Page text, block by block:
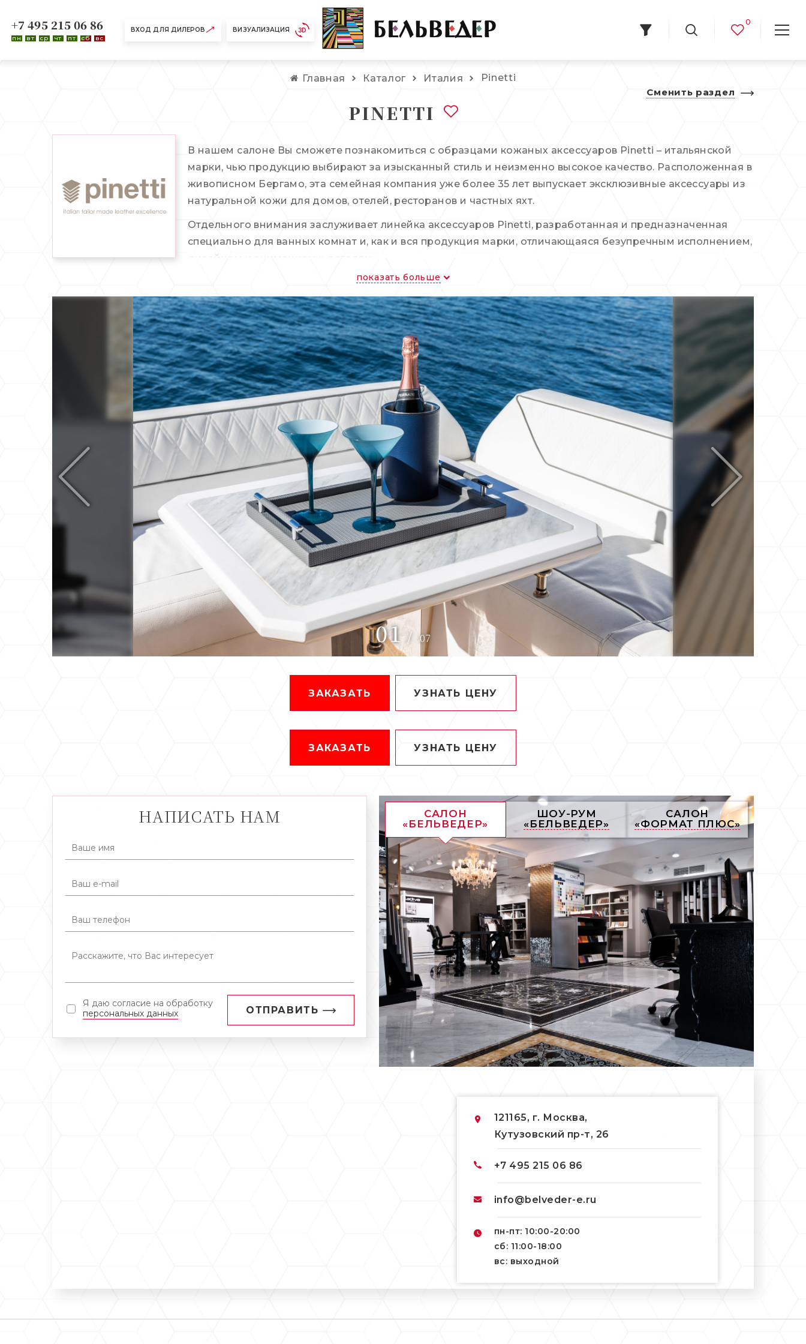
ВХОД ДЛЯ ДИЛЕРОВ ВИЗУАЛИЗАЦИЯ
+7 495 215 06 86
пн вт ср чт пт сб вс
0
Главная Каталог Италия Pinetti
PINETTI
Сменить раздел
В нашем салоне Вы сможете познакомиться с образцами кожаных аксессуаров Pinetti – итальянской
марки, чью продукцию выбирают за изысканный стиль и неизменно высокое качество. Расположенная в
живописном Бергамо, эта семейная компания уже более 35 лет выпускает эксклюзивные аксессуары из
натуральной кожи для домов, отелей, ресторанов и частных яхт.
Отдельного внимания заслуживает линейка аксессуаров Pinetti, разработанная и предназначенная
специально для ванных комнат и, как и вся продукция марки, отличающаяся безупречным исполнением,
дизайном и вниманием к деталям.
Всевозможные корзины, дозаторы, подставки, лотки и иные аксессуары от марки Pinetti представлены в
различных вариантах отделки кожи и в широкой цветовой гамме, позволяющей подобрать предметы
под свой вкус и стиль интерьера.
показать больше
01 / 07
ЗАКАЗАТЬ УЗНАТЬ ЦЕНУ
ЗАКАЗАТЬ УЗНАТЬ ЦЕНУ
НАПИСАТЬ НАМ
Я даю согласие на обработку
персональных данных
ОТПРАВИТЬ
САЛОН
«БЕЛЬВЕДЕР»
ШОУ-РУМ
«БЕЛЬВЕДЕР»
САЛОН
«ФОРМАТ ПЛЮС»
121165, г. Москва,
Кутузовский пр-т, 26
+7 495 215 06 86
info@belveder-e.ru
пн-пт: 10:00-20:00
сб: 11:00-18:00
вс: выходной